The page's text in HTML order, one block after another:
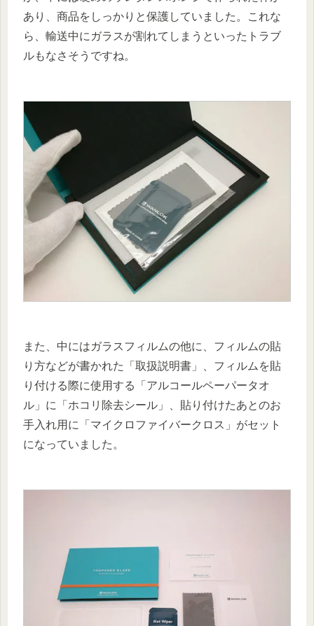
あり、商品をしっかりと保護していました。これな
ら、輸送中にガラスが割れてしまうといったトラブ
ルもなさそうですね。
また、中にはガラスフィルムの他に、フィルムの貼
り方などが書かれた「取扱説明書」、フィルムを貼
り付ける際に使用する「アルコールペーパータオ
ル」に「ホコリ除去シール」、貼り付けたあとのお
手入れ用に「マイクロファイバークロス」がセット
になっていました。